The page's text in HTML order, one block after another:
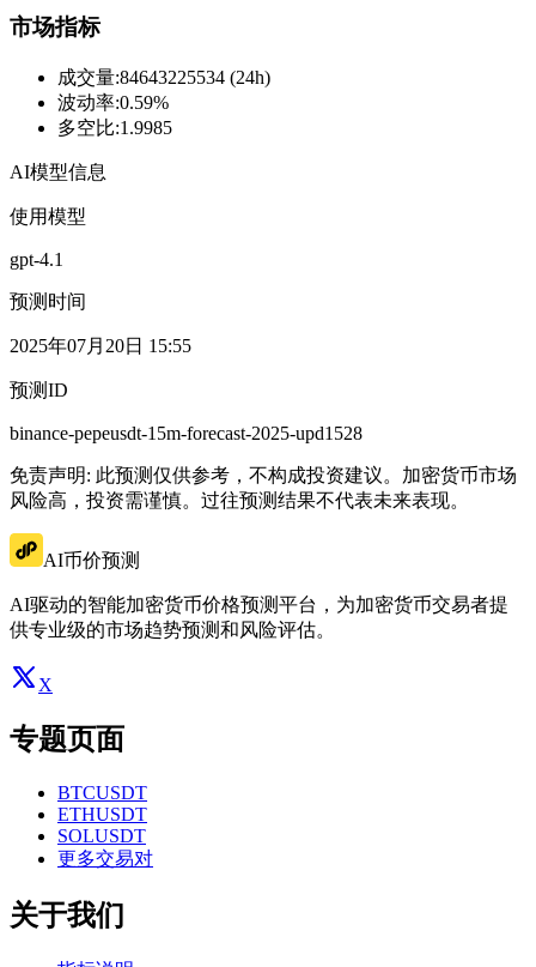
市场指标
成交量:84643225534 (24h)
波动率:0.59%
多空比:1.9985
AI模型信息
使用模型
gpt-4.1
预测时间
2025年07月20日 15:55
预测ID
binance-pepeusdt-15m-forecast-2025-upd1528
免责声明: 此预测仅供参考，不构成投资建议。加密货币市场
风险高，投资需谨慎。过往预测结果不代表未来表现。
AI币价预测
AI驱动的智能加密货币价格预测平台，为加密货币交易者提
供专业级的市场趋势预测和风险评估。
X
专题页面
BTCUSDT
ETHUSDT
SOLUSDT
更多交易对
关于我们